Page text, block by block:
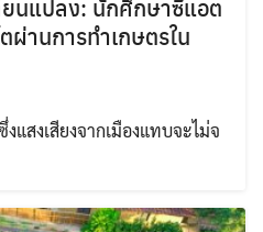
นแปลง: นักศึกษาซีแอต
ผ่านการทำเกษตรใน
แสงเสียงจากเมืองแทบจะไม่จ